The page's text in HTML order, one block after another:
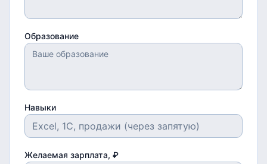
Образование
Навыки
Желаемая зарплата, ₽